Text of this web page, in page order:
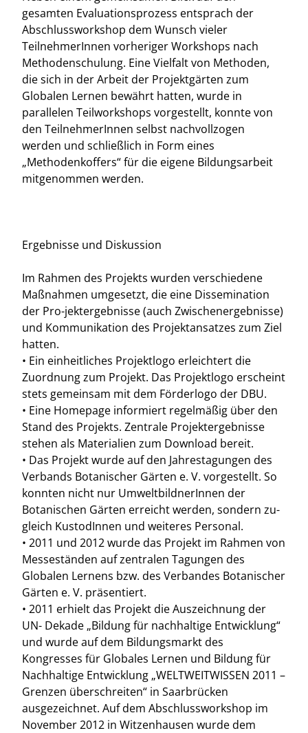
gesamten Evaluationsprozess entsprach der
Abschlussworkshop dem Wunsch vieler
TeilnehmerInnen vorheriger Workshops nach
Methodenschulung. Eine Vielfalt von Methoden,
die sich in der Arbeit der Projektgärten zum
Globalen Lernen bewährt hatten, wurde in
parallelen Teilworkshops vorgestellt, konnte von
den TeilnehmerInnen selbst nachvollzogen
werden und schließlich in Form eines
„Methodenkoffers“ für die eigene Bildungsarbeit
mitgenommen werden.
Ergebnisse und Diskussion
Im Rahmen des Projekts wurden verschiedene
Maßnahmen umgesetzt, die eine Dissemination
der Pro-jektergebnisse (auch Zwischenergebnisse)
und Kommunikation des Projektansatzes zum Ziel
hatten.
• Ein einheitliches Projektlogo erleichtert die
Zuordnung zum Projekt. Das Projektlogo erscheint
stets gemeinsam mit dem Förderlogo der DBU.
• Eine Homepage informiert regelmäßig über den
Stand des Projekts. Zentrale Projektergebnisse
stehen als Materialien zum Download bereit.
• Das Projekt wurde auf den Jahrestagungen des
Verbands Botanischer Gärten e. V. vorgestellt. So
konnten nicht nur UmweltbildnerInnen der
Botanischen Gärten erreicht werden, sondern zu-
gleich KustodInnen und weiteres Personal.
• 2011 und 2012 wurde das Projekt im Rahmen von
Messeständen auf zentralen Tagungen des
Globalen Lernens bzw. des Verbandes Botanischer
Gärten e. V. präsentiert.
• 2011 erhielt das Projekt die Auszeichnung der
UN- Dekade „Bildung für nachhaltige Entwicklung“
und wurde auf dem Bildungsmarkt des
Kongresses für Globales Lernen und Bildung für
Nachhaltige Entwicklung „WELTWEITWISSEN 2011 –
Grenzen überschreiten“ in Saarbrücken
ausgezeichnet. Auf dem Abschlussworkshop im
November 2012 in Witzenhausen wurde dem